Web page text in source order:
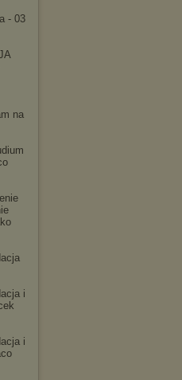
- 03
na
i
i